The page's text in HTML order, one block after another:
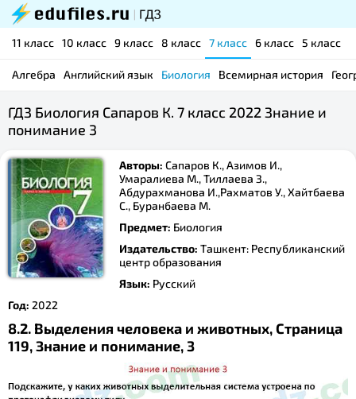
11 класс 10 класс 9 класс 8 класс 7 класс 6 класс 5 класс
Алгебра Английский язык Биология Всемирная история
ГДЗ Биология Сапаров К. 7 класс 2022 Знание и
понимание 3
Авторы: Сапаров К., Азимов И.,
Умаралиева М., Тиллаева З.,
Абдурахманова И.,Рахматов У., Хайтбаева
С., Буранбаева М.
Предмет: Биология
Издательство: Ташкент: Республиканский
центр образования
Язык: Русский
Год: 2022
8.2. Выделения человека и животных, Страница
119, Знание и понимание, 3